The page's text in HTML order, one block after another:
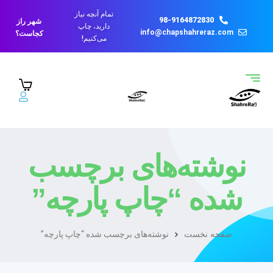
98-9164872830
info@chapshahreraz.com
تمام آنچه نیاز
دارید، چاپ
می‌کنیم!
شهر راز
کجاست؟
نوشته‌های برچسب
شده “چاپ پارچه”
صفحه نخست نوشته‌های برچسب شده “چاپ پارچه”